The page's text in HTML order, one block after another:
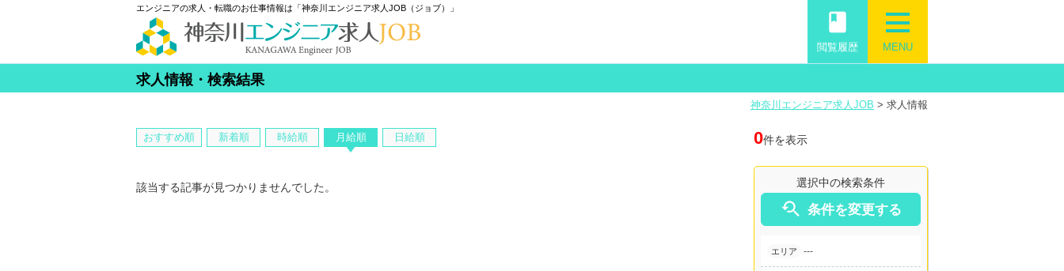
エンジニアの求人・転職のお仕事情報は「神奈川エンジニア求人JOB（ジョブ）」
MENU
book
閲覧履歴
求人情報・検索結果
神奈川エンジニア求人JOB > 求人情報
0件を表示
おすすめ順 新着順 時給順 月給順 日給順
選択中の検索条件
 条件を変更する
エリア ---
該当する記事が見つかりませんでした。